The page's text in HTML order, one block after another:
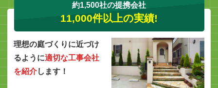
約1,500社の提携会社
11,000件以上の実績!
理想の庭づくりに近づけ
るように適切な工事会社
を紹介します！